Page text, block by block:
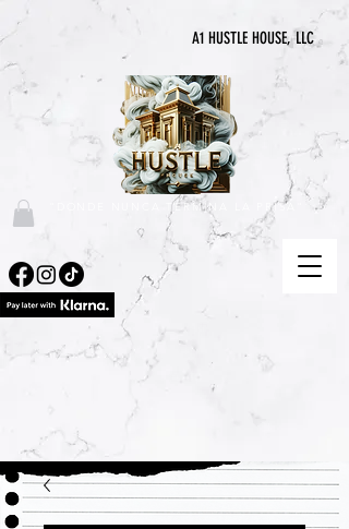
A1 HUSTLE HOUSE, LLC
"DONDE NUNCA TERMINA LA PRISA"